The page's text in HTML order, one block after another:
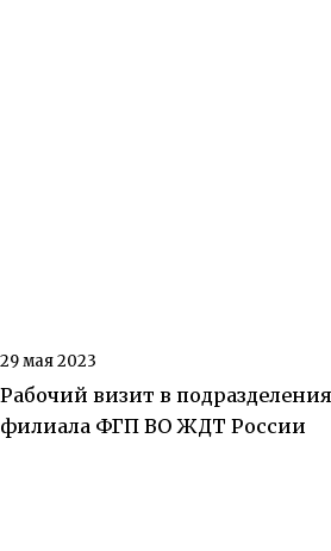
29 мая 2023
Рабочий визит в
филиала ФГП ВО ЖДТ России